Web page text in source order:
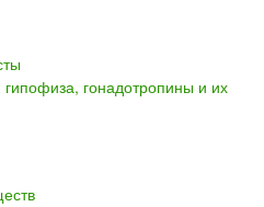
гонадотропины и их